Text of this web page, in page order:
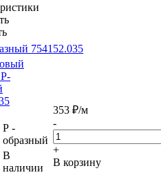
754152.035
Р -
образный
В
наличии
353 ₽/м
-
+
В корзину